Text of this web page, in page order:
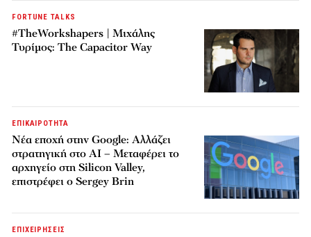
FORTUNE TALKS
#TheWorkshapers | Μιχάλης
Τυρίμος: The Capacitor Way
ΕΠΙΚΑΙΡΟΤΗΤΑ
Νέα εποχή στην Google: Αλλάζει
στρατηγική στο AI – Μεταφέρει το
αρχηγείο στη Silicon Valley,
επιστρέφει ο Sergey Brin
ΕΠΙΧΕΙΡΗΣΕΙΣ